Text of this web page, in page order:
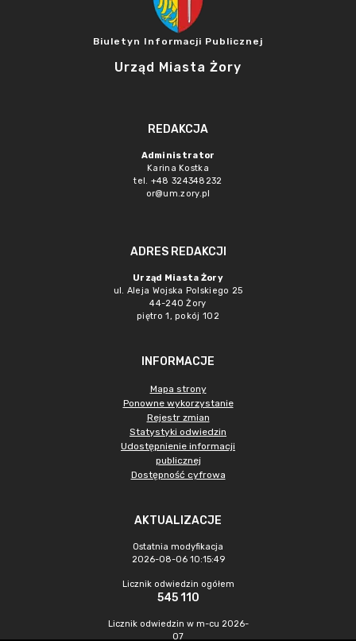
Biuletyn Informacji Publicznej
Urząd Miasta Żory
REDAKCJA
Administrator
Karina Kostka
tel. +48 324348232
or@um.zory.pl
ADRES REDAKCJI
Urząd Miasta Żory
ul. Aleja Wojska Polskiego 25
44-240 Żory
piętro 1, pokój 102
INFORMACJE
Mapa strony
Ponowne wykorzystanie
Rejestr zmian
Statystyki odwiedzin
Udostępnienie informacji
publicznej
Dostępność cyfrowa
AKTUALIZACJE
Ostatnia modyfikacja
2026-08-06 10:15:49
Licznik odwiedzin ogółem
545 110
Licznik odwiedzin w m-cu 2026-
07